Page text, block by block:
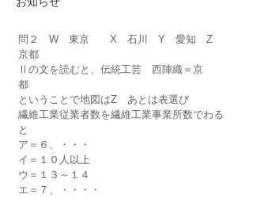
問２　W　東京　　X　石川　Y　愛知　Z
京都
Ⅱの文を読むと、伝統工芸　西陣織＝京
都
ということで地図はZ　あとは表選び
繊維工業従業者数を繊維工業事業所数でわる
と
ア＝６、・・・
イ＝１０人以上
ウ＝１３～１４
エ＝７、・・・・